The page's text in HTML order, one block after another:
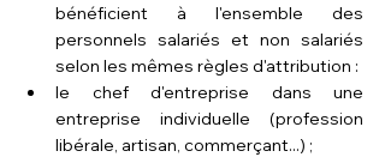
bénéficient à l'ensemble des
personnels salariés et non salariés
selon les mêmes règles d'attribution :
le chef d'entreprise dans une
entreprise individuelle (profession
libérale, artisan, commerçant...) ;